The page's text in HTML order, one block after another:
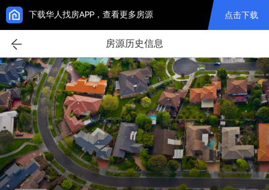
下载华人找房APP，查看更多房源 点击下载
房源历史信息